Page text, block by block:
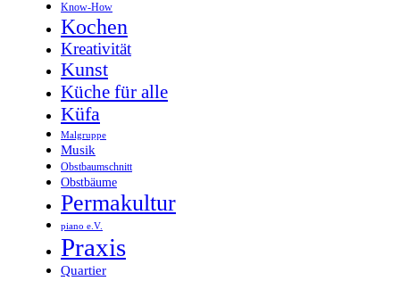
Know-How
Kochen
Kreativität
Kunst
Küche für alle
Küfa
Malgruppe
Musik
Obstbaumschnitt
Obstbäume
Permakultur
piano e.V.
Praxis
Quartier